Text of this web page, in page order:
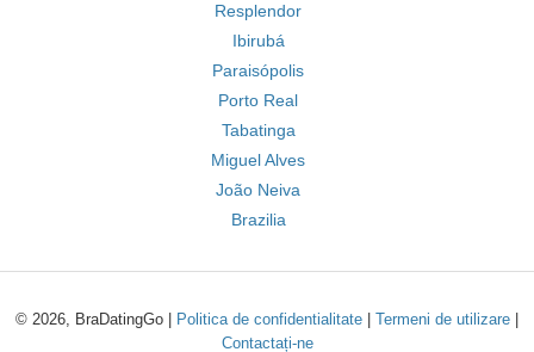
Resplendor
Ibirubá
Paraisópolis
Porto Real
Tabatinga
Miguel Alves
João Neiva
Brazilia
© 2026, BraDatingGo | Politica de confidentialitate Termeni de utilizare
Contactați-ne